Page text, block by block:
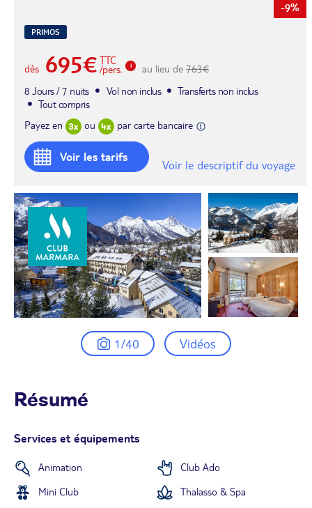
-9%
PRIMOS
dès 695€ TTC
/pers. au lieu de 763€
8 Jours / 7 nuits
Vol non inclus
Transferts non inclus
Tout compris
Payez en
ou par carte bancaire
Voir les tarifs
Voir le descriptif du voyage
1/40 Vidéos
Résumé
Services et équipements
Animation
Club Ado
Mini Club
Thalasso & Spa